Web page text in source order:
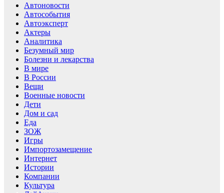
Автоновости
Автособытия
Автоэксперт
Актеры
Аналитика
Безумный мир
Болезни и лекарства
В мире
В России
Вещи
Военные новости
Дети
Дом и сад
Еда
ЗОЖ
Игры
Импортозамещение
Интернет
Истории
Компании
Культура